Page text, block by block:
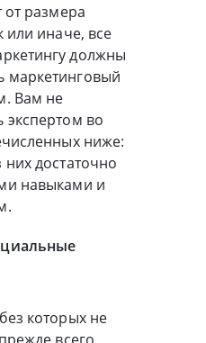
от размера
или иначе, все
должны
маркетинговый
Вам не
экспертом во
ниже:
достаточно
навыками и
которых не